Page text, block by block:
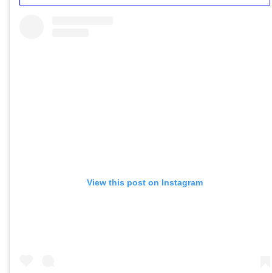
View this post on Instagram